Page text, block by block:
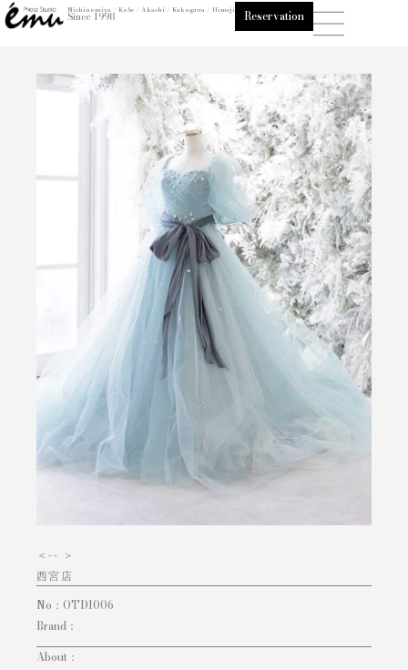
内
容
Nishinomiya / Kobe / Akashi / Kakogawa / Himeji
Since 1998 Reservation
＜-- ＞
西宮店
No： OTD1006
Brand：
About：